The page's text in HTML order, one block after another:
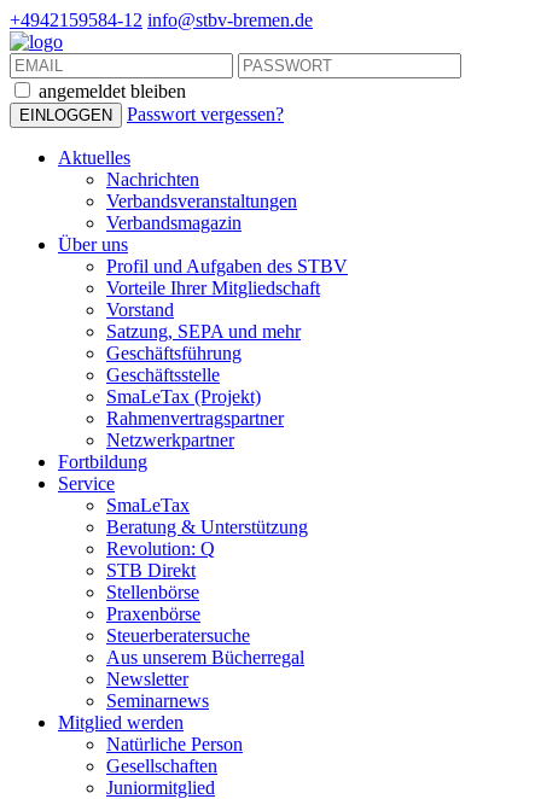
+4942159584-12 info@stbv-bremen.de
angemeldet bleiben
Passwort vergessen?
Aktuelles
Nachrichten
Verbandsveranstaltungen
Verbandsmagazin
Über uns
Profil und Aufgaben des STBV
Vorteile Ihrer Mitgliedschaft
Vorstand
Satzung, SEPA und mehr
Geschäftsführung
Geschäftsstelle
SmaLeTax (Projekt)
Rahmenvertragspartner
Netzwerkpartner
Fortbildung
Service
SmaLeTax
Beratung & Unterstützung
Revolution: Q
STB Direkt
Stellenbörse
Praxenbörse
Steuerberatersuche
Aus unserem Bücherregal
Newsletter
Seminarnews
Mitglied werden
Natürliche Person
Gesellschaften
Juniormitglied